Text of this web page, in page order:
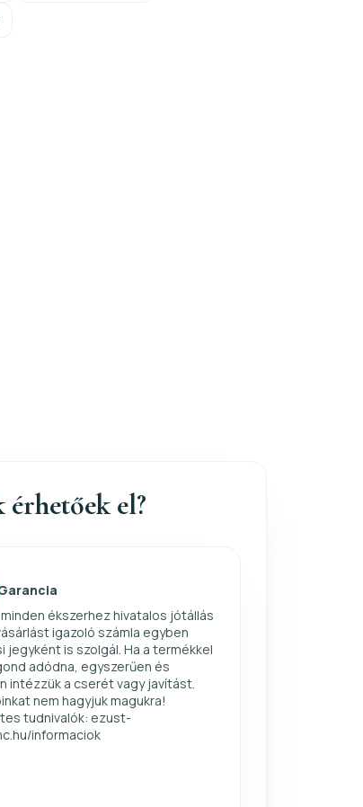
érhetőek el?
minden ékszerhez hivatalos jótállás
igazoló számla egyben
jegyként is szolgál. Ha a termékkel
adódna, egyszerűen és
intézzük a cserét vagy javítást.
nem hagyjuk magukra!
tudnivalók: ezust-
informaciok